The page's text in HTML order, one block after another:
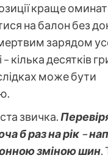
краще
на балон без
зарядом
– кілька десятків
може бути
звичка.
б раз на рік –
зміною шин.